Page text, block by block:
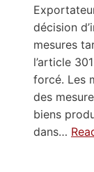
décision
mesures
l’article
forcé. Les
des
biens
dans…